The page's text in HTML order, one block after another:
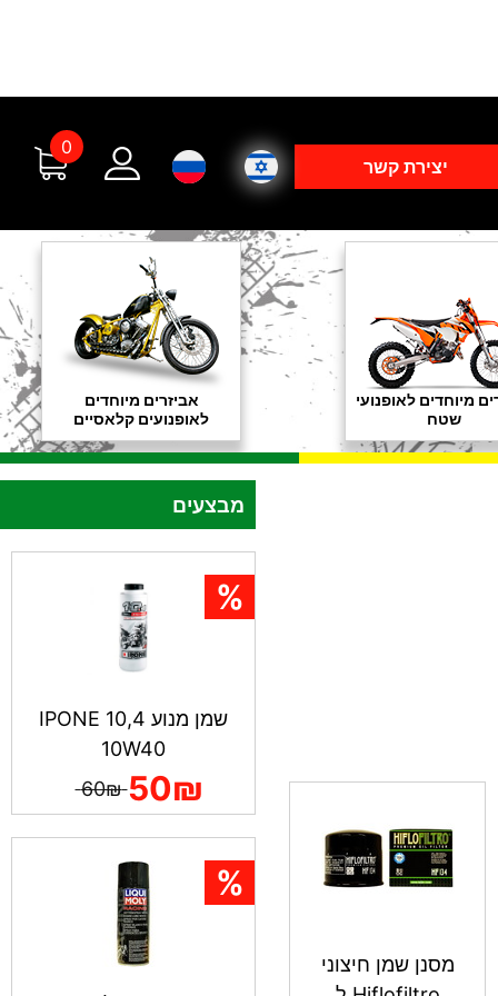
יצירת קשר
0
מיוחדים לאופנועי
שטח
אביזרים מיוחדים
לאופנועים קלאסיים
מסנן שמן חיצוני
מבצעים
שמן מנוע IPONE 10,4
10W40
50₪
60₪